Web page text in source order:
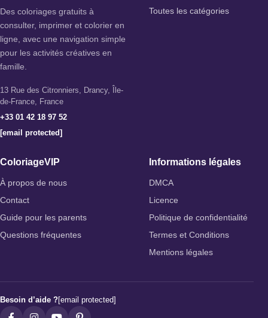
Des coloriages gratuits à
consulter, imprimer et colorier en
ligne, avec une navigation simple
pour les activités créatives en
famille.
13 Rue des Citronniers, Drancy, Île-
de-France, France
+33 01 42 18 97 52
[email protected]
Toutes les catégories
ColoriageVIP
À propos de nous
Contact
Guide pour les parents
Questions fréquentes
Informations légales
DMCA
Licence
Politique de confidentialité
Termes et Conditions
Mentions légales
Besoin d’aide ?[email protected]